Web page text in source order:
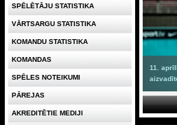
11.
SPĒLĒTĀJU STATISTIKA
VĀRTSARGU STATISTIKA
KOMANDU STATISTIKA
KOMANDAS
SPĒLES NOTEIKUMI
PĀREJAS
AKREDITĒTIE MEDIJI